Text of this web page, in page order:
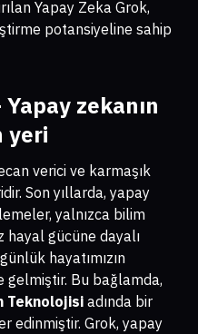
Yapay Zeka Grok,
potansiyeline sahip
zekanın
yeri
verici ve karmaşık
Son yıllarda, yapay
yalnızca bilim
gücüne dayalı
hayatımızın
gelmiştir. Bu bağlamda,
Teknolojisi adında bir
edinmiştir. Grok, yapay